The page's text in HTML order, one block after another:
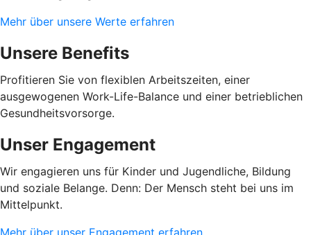
Mehr über unsere Werte erfahren
Unsere Benefits
Profitieren Sie von flexiblen Arbeitszeiten, einer
ausgewogenen Work-Life-Balance und einer betrieblichen
Gesundheitsvorsorge.
Unser Engagement
Wir engagieren uns für Kinder und Jugendliche, Bildung
und soziale Belange. Denn: Der Mensch steht bei uns im
Mittelpunkt.
Mehr über unser Engagement erfahren